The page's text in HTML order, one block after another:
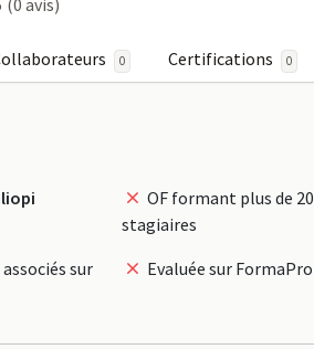
(0 avis)
0 Certifications 0
OF formant plus de 20
stagiaires
sur
Evaluée sur FormaPro